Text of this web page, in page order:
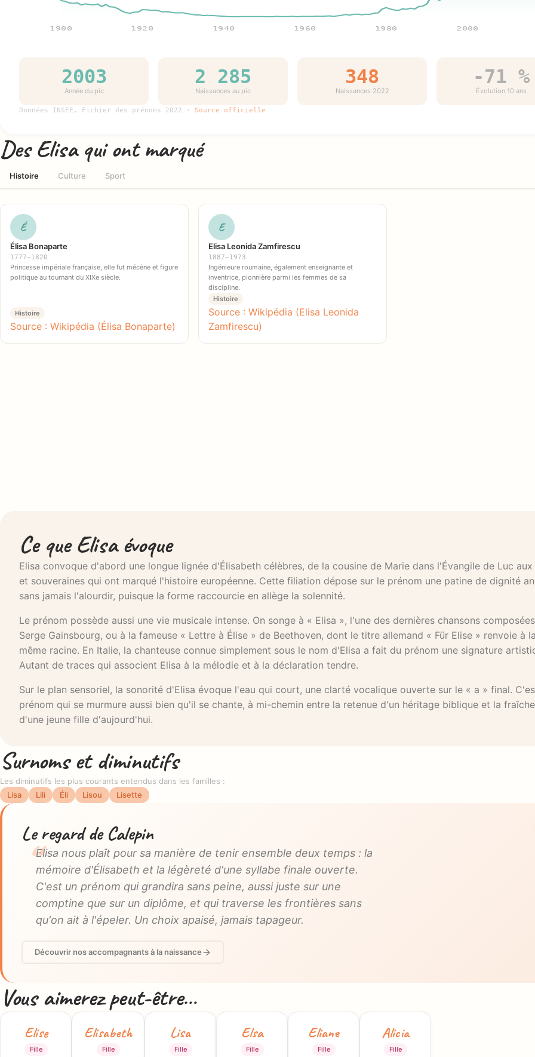
1900 1920 1940 1960 1980 2000
2003
Année du pic
2 285
Naissances au pic
348
Naissances 2022
-71 %
Évolution 10 ans
Données INSEE, Fichier des prénoms 2022 · Source officielle
Des Elisa qui ont marqué
Histoire Culture Sport
É
Élisa Bonaparte
1777–1820
Princesse impériale française, elle fut mécène et figure
politique au tournant du XIXe siècle.
Histoire
Source : Wikipédia (Élisa Bonaparte)
E
Elisa Leonida Zamfirescu
1887–1973
Ingénieure roumaine, également enseignante et
inventrice, pionnière parmi les femmes de sa
discipline.
Histoire
Source : Wikipédia (Elisa Leonida
Zamfirescu)
Ce que Elisa évoque
Elisa convoque d'abord une longue lignée d'Élisabeth célèbres, de la cousine de Marie dans l'Évangile de Luc aux
et souveraines qui ont marqué l'histoire européenne. Cette filiation dépose sur le prénom une patine de dignité
sans jamais l'alourdir, puisque la forme raccourcie en allège la solennité.
Le prénom possède aussi une vie musicale intense. On songe à « Elisa », l'une des dernières chansons
Serge Gainsbourg, ou à la fameuse « Lettre à Élise » de Beethoven, dont le titre allemand « Für Elise » renvoie à
même racine. En Italie, la chanteuse connue simplement sous le nom d'Elisa a fait du prénom une signature
Autant de traces qui associent Elisa à la mélodie et à la déclaration tendre.
Sur le plan sensoriel, la sonorité d'Elisa évoque l'eau qui court, une clarté vocalique ouverte sur le « a » final.
prénom qui se murmure aussi bien qu'il se chante, à mi-chemin entre la retenue d'un héritage biblique et la
d'une jeune fille d'aujourd'hui.
Surnoms et diminutifs
Les diminutifs les plus courants entendus dans les familles :
Lisa
Lili Éli Lisou Lisette
Le regard de Calepin
Elisa nous plaît pour sa manière de tenir ensemble deux temps : la
mémoire d'Élisabeth et la légèreté d'une syllabe finale ouverte.
C'est un prénom qui grandira sans peine, aussi juste sur une
comptine que sur un diplôme, et qui traverse les frontières sans
qu'on ait à l'épeler. Un choix apaisé, jamais tapageur.
Découvrir nos accompagnants à la naissance
Vous aimerez peut-être…
Elise
Fille
Elisabeth
Fille
Lisa
Fille
Elsa
Fille
Eliane
Fille
Alicia
Fille